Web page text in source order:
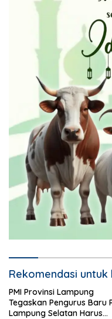
Rekomendasi untuk
PMI Provinsi Lampung
Tegaskan Pengurus Baru
Lampung Selatan Harus